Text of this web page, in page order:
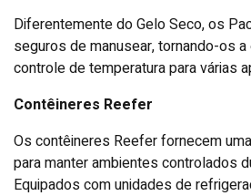
Diferentemente do Gelo Seco, os
seguros de manusear, tornando-os
controle de temperatura para várias
Contêineres Reefer
Os contêineres Reefer fornecem
para manter ambientes controlados
Equipados com unidades de